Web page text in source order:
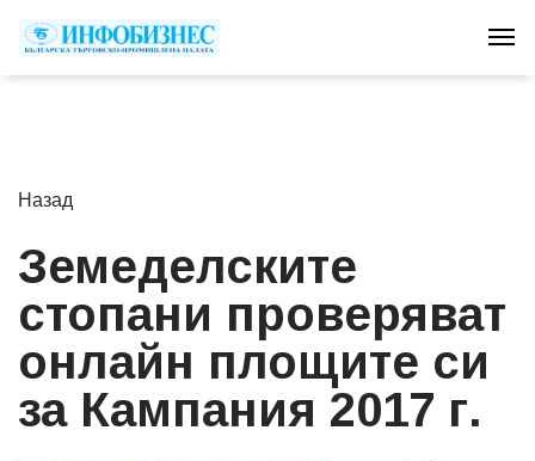
Назад
Земеделските
стопани проверяват
онлайн площите си
за Кампания 2017 г.